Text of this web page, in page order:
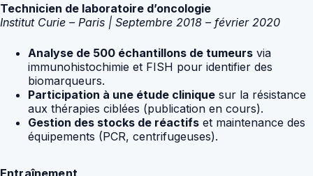
Technicien de laboratoire d’oncologie
Institut Curie – Paris | Septembre 2018 – février 2020
Analyse de 500 échantillons de tumeurs via
immunohistochimie et FISH pour identifier des
biomarqueurs.
Participation à une étude clinique sur la résistance
aux thérapies ciblées (publication en cours).
Gestion des stocks de réactifs et maintenance des
équipements (PCR, centrifugeuses).
Entraînement